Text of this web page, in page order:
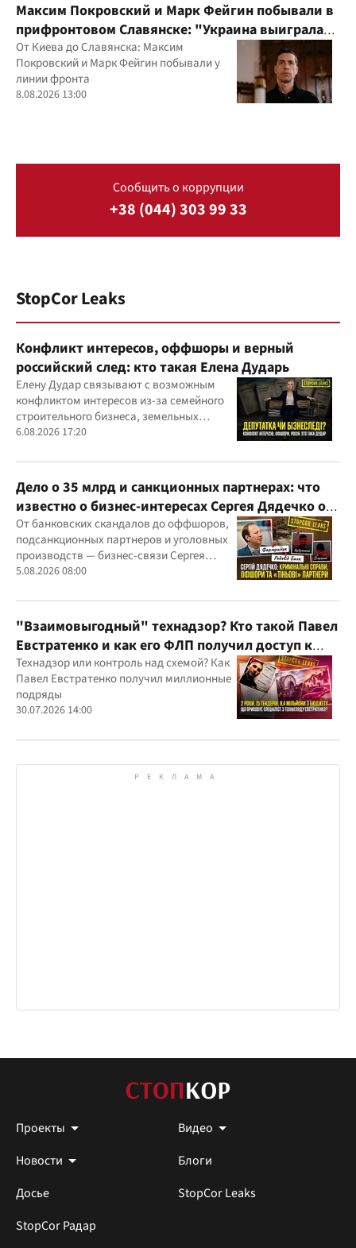
Максим Покровский и Марк Фейгин побывали в
прифронтовом Славянске: "Украина выиграла
эту войну"
От Киева до Славянска: Максим
Покровский и Марк Фейгин побывали у
линии фронта
8.08.2026 13:00
Сообщить о коррупции
+38 (044) 303 99 33
StopCor Leaks
Конфликт интересов, оффшоры и верный
российский след: кто такая Елена Дударь
Елену Дудар связывают с возможным
конфликтом интересов из-за семейного
строительного бизнеса, земельных
скандалов, судебных дел
6.08.2026 17:20
Дело о 35 млрд и санкционных партнерах: что
известно о бизнес-интересах Сергея Дядечко от
"Родовид Банка" до "ФАРМАСЕЛ"
От банковских скандалов до оффшоров,
подсанкционных партнеров и уголовных
производств — бизнес-связи Сергея
Дядечко до сих пор простираются через
юрисдикций
5.08.2026 08:00
"Взаимовыгодный" технадзор? Кто такой Павел
Евстратенко и как его ФЛП получил доступ к
бюджетным миллионам?
Технадзор или контроль над схемой? Как
Павел Евстратенко получил миллионные
подряды
30.07.2026 14:00
Проекты
Видео
Новости
Блоги
Досье
StopCor Leaks
StopCor Радар